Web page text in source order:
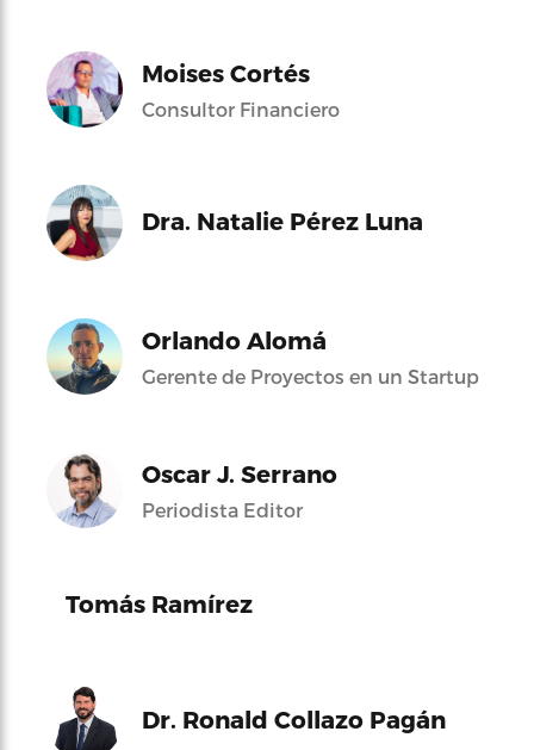
Moises Cortés
Consultor Financiero
Dra. Natalie Pérez Luna
Orlando Alomá
Gerente de Proyectos en un Startup
Oscar J. Serrano
Periodista Editor
Tomás Ramírez
Dr. Ronald Collazo Pagán